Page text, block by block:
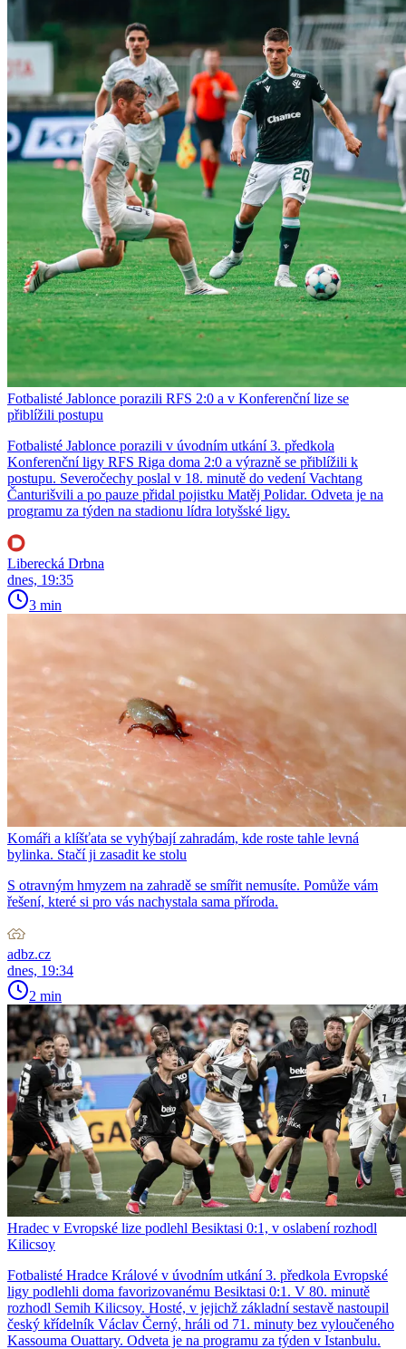
Fotbalisté Jablonce porazili RFS 2:0 a v Konferenční lize se
přiblížili postupu
Fotbalisté Jablonce porazili v úvodním utkání 3. předkola
Konferenční ligy RFS Riga doma 2:0 a výrazně se přiblížili k
postupu. Severočechy poslal v 18. minutě do vedení Vachtang
Čanturišvili a po pauze přidal pojistku Matěj Polidar. Odveta je na
programu za týden na stadionu lídra lotyšské ligy.
Liberecká Drbna
dnes, 19:35
3 min
Komáři a klíšťata se vyhýbají zahradám, kde roste tahle levná
bylinka. Stačí ji zasadit ke stolu
S otravným hmyzem na zahradě se smířit nemusíte. Pomůže vám
řešení, které si pro vás nachystala sama příroda.
adbz.cz
dnes, 19:34
2 min
Hradec v Evropské lize podlehl Besiktasi 0:1, v oslabení rozhodl
Kilicsoy
Fotbalisté Hradce Králové v úvodním utkání 3. předkola Evropské
ligy podlehli doma favorizovanému Besiktasi 0:1. V 80. minutě
rozhodl Semih Kilicsoy. Hosté, v jejichž základní sestavě nastoupil
český křídelník Václav Černý, hráli od 71. minuty bez vyloučeného
Kassouma Ouattary. Odveta je na programu za týden v Istanbulu.